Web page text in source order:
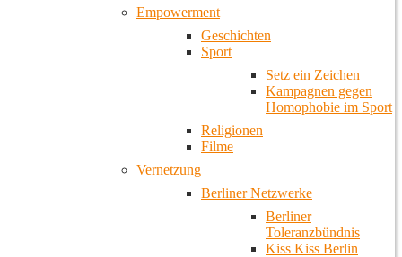
Empowerment
Geschichten
Sport
Setz ein Zeichen
Kampagnen gegen
Homophobie im Sport
Religionen
Filme
Vernetzung
Berliner Netzwerke
Berliner
Toleranzbündnis
Kiss Kiss Berlin